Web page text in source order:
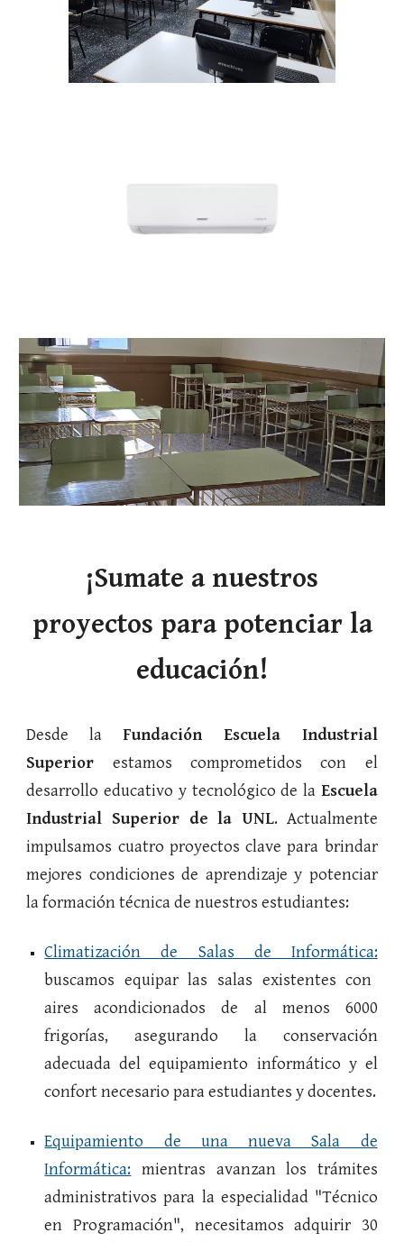
¡Sumate a nuestros
proyectos para potenciar la
educación!
Desde la Fundación Escuela Industrial
Superior estamos comprometidos con el
desarrollo educativo y tecnológico de la Escuela
Industrial Superior de la UNL. Actualmente
impulsamos cuatro proyectos clave para brindar
mejores condiciones de aprendizaje y potenciar
la formación técnica de nuestros estudiantes:
Climatización de Salas de Informática:
buscamos equipar las salas existentes con
aires acondicionados de al menos 6000
frigorías, asegurando la conservación
adecuada del equipamiento informático y el
confort necesario para estudiantes y docentes.
Equipamiento de una nueva Sala de
Informática: mientras avanzan los trámites
administrativos para la especialidad "Técnico
en Programación", necesitamos adquirir 30